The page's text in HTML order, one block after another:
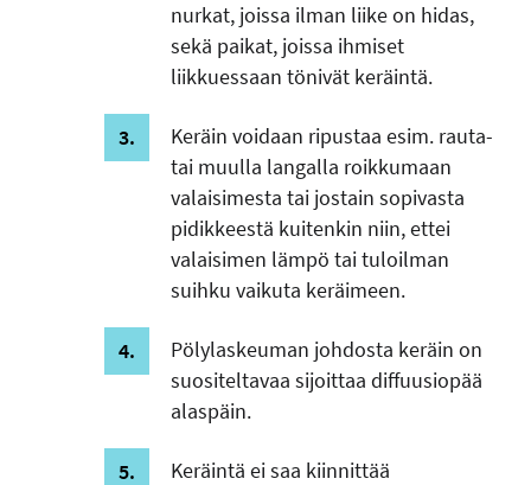
nurkat, joissa ilman liike on hidas,
sekä paikat, joissa ihmiset
liikkuessaan tönivät keräintä.
Keräin voidaan ripustaa esim. rauta-
tai muulla langalla roikkumaan
valaisimesta tai jostain sopivasta
pidikkeestä kuitenkin niin, ettei
valaisimen lämpö tai tuloilman
suihku vaikuta keräimeen.
Pölylaskeuman johdosta keräin on
suositeltavaa sijoittaa diffuusiopää
alaspäin.
Keräintä ei saa kiinnittää